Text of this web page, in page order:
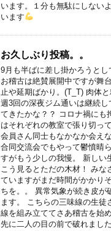
います。１分も無駄にしない
います
お久しぶり投稿。。
9月も半ばに差し掛かろうと
お稽古は絶賛展開中ですが舞
止や延期ばかり。(T_T) 肉体
週3回の深夜ジム通いは継続
てきたかな？？ コロナ禍にも
はそれぞれの教室で張り切っ
会員さん同士もなかなか会え
合同交流会でもやって鬱憤晴
すがもう少しの我慢。 新しい
こう見るとただの木材！ みな
ていますがまだ時間がかかり
ちを。。 異常気象が続き皮が
ます。 こちらの三味線の生徒
線を組み立ててさあ稽古を始
先に二人の目の前で破れまし